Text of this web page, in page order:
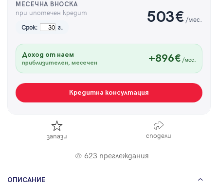
МЕСЕЧНА ВНОСКА
при ипотечен кредит
Срок: г.
503€ /мес.
Доход от наем
приблизителен, месечен +896€ /мес.
Кредитна консултация
запази сподели
623 преглеждания
ОПИСАНИЕ